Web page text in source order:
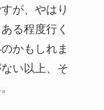
が、やはり
る程度行く
かもしれま
い以上、そ